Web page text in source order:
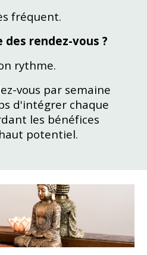
fréquent.
des rendez-vous ?
rythme.
vous par semaine
d'intégrer chaque
les bénéfices
potentiel.